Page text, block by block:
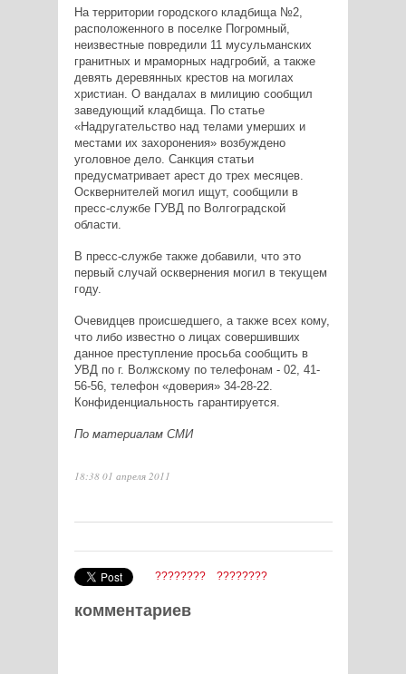
На территории городского кладбища №2,
расположенного в поселке Погромный,
неизвестные повредили 11 мусульманских
гранитных и мраморных надгробий, а также
девять деревянных крестов на могилах
христиан. О вандалах в милицию сообщил
заведующий кладбища. По статье
«Надругательство над телами умерших и
местами их захоронения» возбуждено
уголовное дело. Cанкция статьи
предусматривает арест до трех месяцев.
Осквернителей могил ищут, сообщили в
пресс-службе ГУВД по Волгоградской
области.
В пресс-службе также добавили, что это
первый случай осквернения могил в текущем
году.
Очевидцев происшедшего, а также всех кому,
что либо известно о лицах совершивших
данное преступление просьба сообщить в
УВД по г. Волжскому по телефонам - 02, 41-
56-56, телефон «доверия» 34-28-22.
Конфиденциальность гарантируется.
По материалам СМИ
18:38 01 апреля 2011
???????? ????????
комментариев